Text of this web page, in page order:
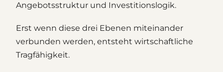
Angebotsstruktur und Investitionslogik.
Erst wenn diese drei Ebenen miteinander
verbunden werden, entsteht wirtschaftliche
Tragfähigkeit.